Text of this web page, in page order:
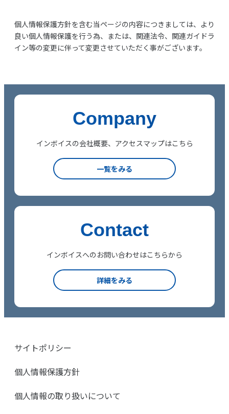
個人情報保護方針を含む当ページの内容につきましては、より
良い個人情報保護を行う為、または、関連法令、関連ガイドラ
イン等の変更に伴って変更させていただく事がございます。
Company
インボイスの会社概要、アクセスマップはこちら
一覧をみる
Contact
インボイスへのお問い合わせはこちらから
詳細をみる
サイトポリシー
個人情報保護方針
個人情報の取り扱いについて